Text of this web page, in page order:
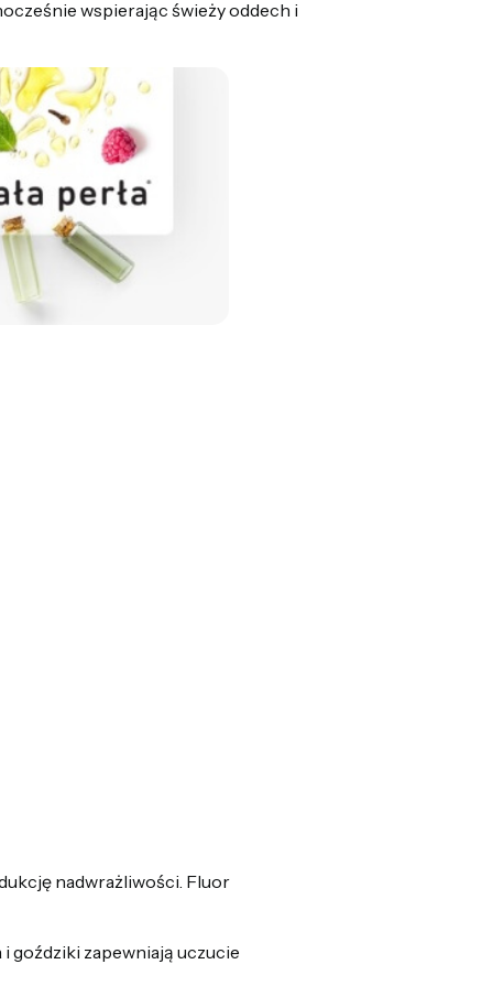
wspierając świeży oddech i
nadwrażliwości. Fluor
goździki zapewniają uczucie